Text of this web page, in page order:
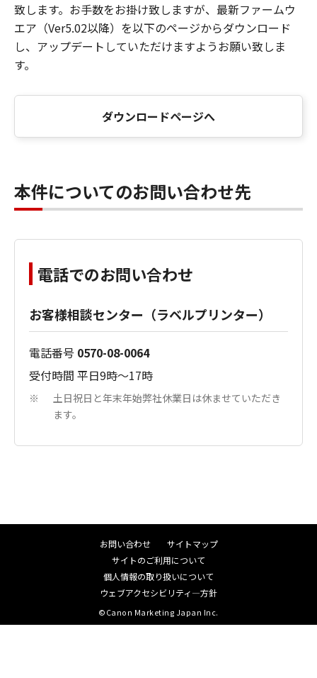
致します。お手数をお掛け致しますが、最新ファームウ
エア（Ver5.02以降）を以下のページからダウンロード
し、アップデートしていただけますようお願い致しま
す。
ダウンロードページへ
本件についてのお問い合わせ先
電話でのお問い合わせ
お客様相談センター（ラベルプリンター）
電話番号 0570-08-0064
受付時間 平日9時～17時
※
土日祝日と年末年始弊社休業日は休ませていただき
ます。
お問い合わせ
サイトマップ
サイトのご利用について
個人情報の取り扱いについて
ウェブアクセシビリティ―方針
©Canon Marketing Japan Inc.